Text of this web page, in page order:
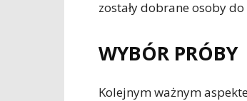
zostały dobrane osoby
WYBÓR PRÓBY
Kolejnym ważnym